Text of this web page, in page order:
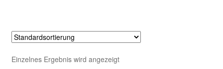
Einzelnes Ergebnis wird angezeigt